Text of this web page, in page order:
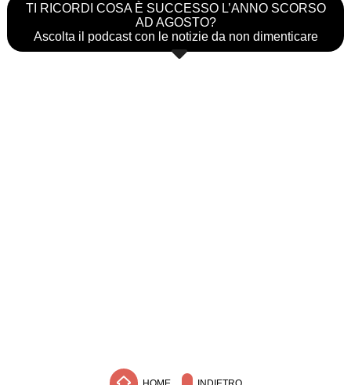
TI RICORDI COSA È SUCCESSO L’ANNO SCORSO
AD AGOSTO?
Ascolta il podcast con le notizie da non dimenticare